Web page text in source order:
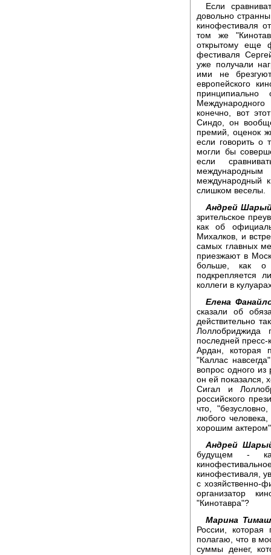
Если
довольно
кинофестиваля
том же
открытому еще
фестиваля
уже получали
ими не
европейского
конечно, вот
Синдо, он
премий, оценок
если говорить о
могли бы
если
международный
слишком веселы.
Андрей
зрительское
как об
Михалков, и
самых главных
приезжают в
больше, как о
подкрепляется
коллеги в
Елена
сказали об
действительно
последней
Ардан, которая
"Каллас
вопрос одного из
он ей показался,
Сигал и
российского
что,
любого
хорошим
Андрей
будущем -
кинофестиваля,
с хозяйственно-
организатор
"Кинотавра"?
Марина
России,
полагаю, что в
суммы денег,